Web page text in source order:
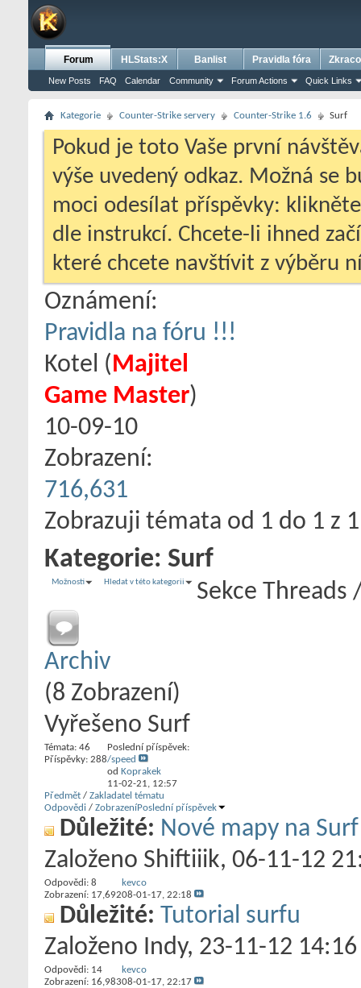
Forum
New Posts FAQ Calendar Community Forum Actions Quick Links
HLStats:X Banlist Pravidla fóra
Kategorie Counter-Strike servery Counter-Strike 1.6 Surf
Pokud je toto Vaše první
výše uvedený odkaz. Možná se
moci odesílat příspěvky:
dle instrukcí. Chcete-li ihned
které chcete navštívit z výběru
Oznámení:
Pravidla na fóru !!!
Kotel ‎(Majitel
Game Master)
10-09-10
Zobrazení:
716,631
Zobrazuji témata od 1 do 1 z 1
Kategorie: Surf
Možnosti Hledat v této kategorii Sekce Threads
Archiv
(8 Zobrazení)
Vyřešeno Surf
Témata: 46
Příspěvky: 288
Poslední příspěvek:
/speed
od Koprakek
11-02-21, 12:57
Předmět / Zakladatel tématu
Odpovědi / ZobrazeníPoslední příspěvek
Důležité: Nové mapy na
Založeno Shiftiiik‎, 06-11-12
Odpovědi: 8
Zobrazení: 17,692
kevco
08-01-17, 22:18
Důležité: Tutorial surfu
Založeno Indy‎, 23-11-12 14:16
Odpovědi: 14
Zobrazení: 16,983
kevco
08-01-17, 22:17